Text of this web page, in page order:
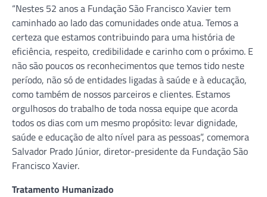
“Nestes 52 anos a Fundação São Francisco Xavier tem
caminhado ao lado das comunidades onde atua. Temos a
certeza que estamos contribuindo para uma história de
eficiência, respeito, credibilidade e carinho com o próximo. E
não são poucos os reconhecimentos que temos tido neste
período, não só de entidades ligadas à saúde e à educação,
como também de nossos parceiros e clientes. Estamos
orgulhosos do trabalho de toda nossa equipe que acorda
todos os dias com um mesmo propósito: levar dignidade,
saúde e educação de alto nível para as pessoas”, comemora
Salvador Prado Júnior, diretor-presidente da Fundação São
Francisco Xavier.
Tratamento Humanizado